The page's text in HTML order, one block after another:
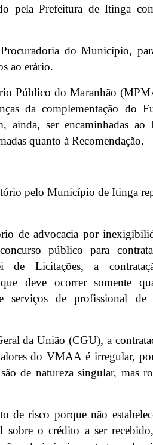
pela Prefeitura de Itinga
do Município,
ao erário.
Público do Maranhão
da complementação do
ainda, ser encaminhadas
quanto à Recomendação.
pelo Município de Itinga
de advocacia por
público para
de Licitações, a
deve ocorrer somente
serviços de profissional de
da União (CGU), a
do VMAA é irregular,
de natureza singular, mas
de risco porque não
sobre o crédito a ser